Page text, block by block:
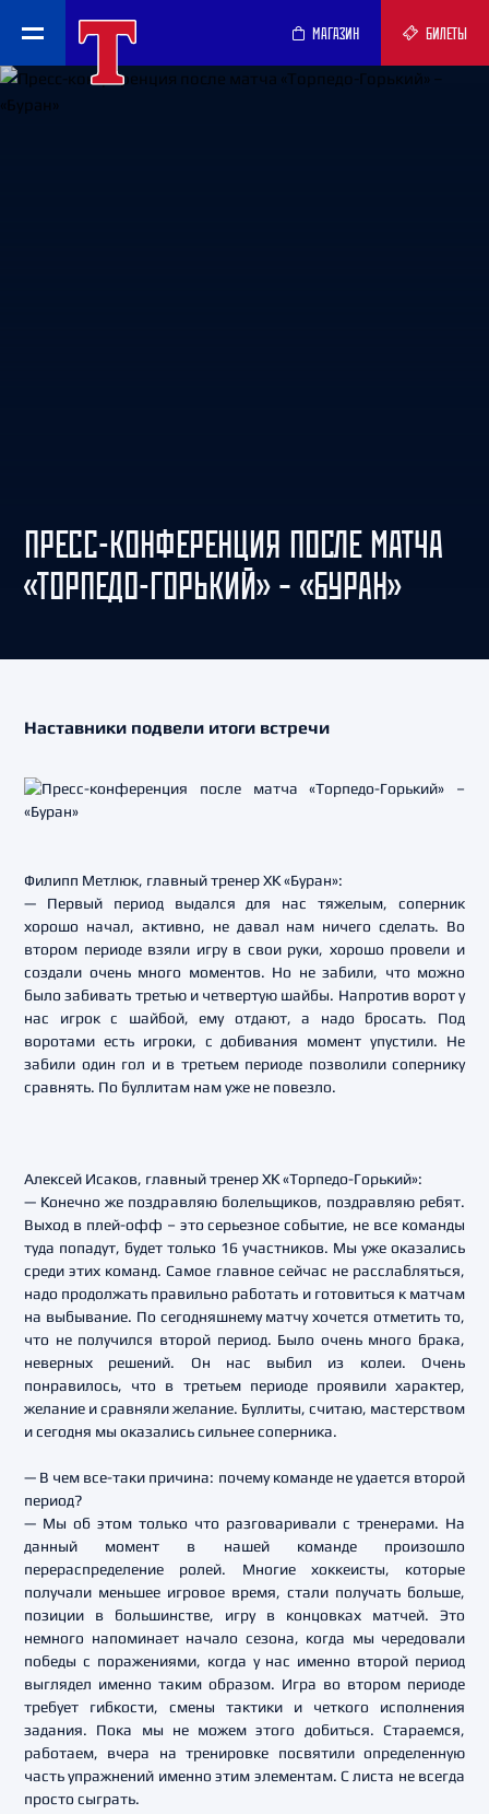
МАГАЗИН БИЛЕТЫ
ПРЕСС-КОНФЕРЕНЦИЯ ПОСЛЕ МАТЧА
«ТОРПЕДО-ГОРЬКИЙ» – «БУРАН»
Наставники подвели итоги встречи
Филипп Метлюк, главный тренер ХК «Буран»:
— Первый период выдался для нас тяжелым, соперник
хорошо начал, активно, не давал нам ничего сделать. Во
втором периоде взяли игру в свои руки, хорошо провели и
создали очень много моментов. Но не забили, что можно
было забивать третью и четвертую шайбы. Напротив ворот у
нас игрок с шайбой, ему отдают, а надо бросать. Под
воротами есть игроки, с добивания момент упустили. Не
забили один гол и в третьем периоде позволили сопернику
сравнять. По буллитам нам уже не повезло.
Алексей Исаков, главный тренер ХК «Торпедо-Горький»:
— Конечно же поздравляю болельщиков, поздравляю ребят.
Выход в плей-офф – это серьезное событие, не все команды
туда попадут, будет только 16 участников. Мы уже оказались
среди этих команд. Самое главное сейчас не расслабляться,
надо продолжать правильно работать и готовиться к матчам
на выбывание. По сегодняшнему матчу хочется отметить то,
что не получился второй период. Было очень много брака,
неверных решений. Он нас выбил из колеи. Очень
понравилось, что в третьем периоде проявили характер,
желание и сравняли желание. Буллиты, считаю, мастерством
и сегодня мы оказались сильнее соперника.
— В чем все-таки причина: почему команде не удается второй
период?
— Мы об этом только что разговаривали с тренерами. На
данный момент в нашей команде произошло
перераспределение ролей. Многие хоккеисты, которые
получали меньшее игровое время, стали получать больше,
позиции в большинстве, игру в концовках матчей. Это
немного напоминает начало сезона, когда мы чередовали
победы с поражениями, когда у нас именно второй период
выглядел именно таким образом. Игра во втором периоде
требует гибкости, смены тактики и четкого исполнения
задания. Пока мы не можем этого добиться. Стараемся,
работаем, вчера на тренировке посвятили определенную
часть упражнений именно этим элементам. С листа не всегда
просто сыграть.